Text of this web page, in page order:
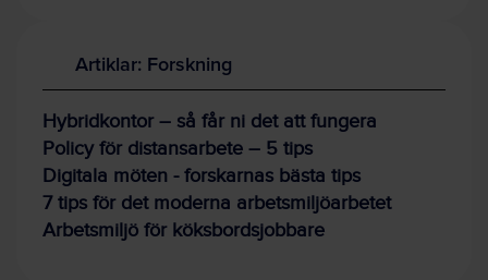
Artiklar: Forskning
Hybridkontor – så får ni det att fungera
Policy för distansarbete – 5 tips
Digitala möten - forskarnas bästa tips
7 tips för det moderna arbetsmiljöarbetet
Arbetsmiljö för köksbordsjobbare